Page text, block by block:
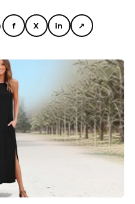
f X in ↗